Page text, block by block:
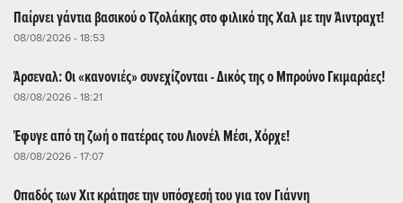
Παίρνει γάντια βασικού ο Τζολάκης στο φιλικό της Χαλ με την Άιντραχτ!
08/08/2026 - 18:53
Άρσεναλ: Οι «κανονιές» συνεχίζονται - Δικός της ο Μπρούνο Γκιμαράες!
08/08/2026 - 18:21
Έφυγε από τη ζωή ο πατέρας του Λιονέλ Μέσι, Χόρχε!
08/08/2026 - 17:07
Οπαδός των Χιτ κράτησε την υπόσχεσή του για τον Γιάννη